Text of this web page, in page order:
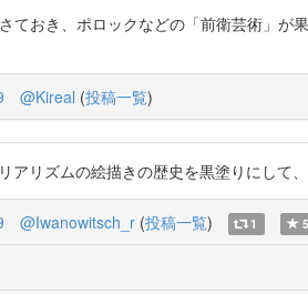
ておき、ポロックなどの「前衛芸術」が
@Kireal (投稿一覧)
アリズムの絵描きの歴史を黒塗りにし
@Iwanowitsch_r (投稿一覧) 1 5